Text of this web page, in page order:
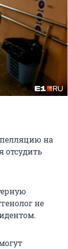
на
отсудить
не